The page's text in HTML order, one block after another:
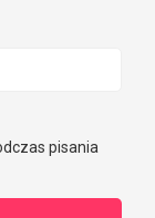
pisania